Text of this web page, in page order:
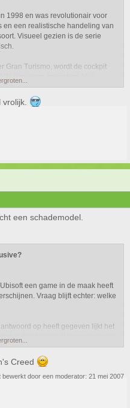
1998 en was revolutionair voor
een realistische handeling van
Visueel gezien is de serie
Gran Turismo, wordt de cockpit
Simulator bevestigd. Het
4 en GTHD, maar in het midden
model voor de Mercedes 300
van Polyphony Digital dat
Turismo 5: Online Car Life
in het voorjaar van 2008.
een schademodel.
een game in de maak heeft
Vraag blijft echter: welke
op heeft gegeven lijkt het
zullen krijgen. Waarom morgen
het Ubisoft Ubidays event
je eigen games eens goed in het
in de gaten houden voor het
Creed
bewerkt door een moderator: 21 mei 2007